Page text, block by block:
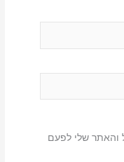
והאתר שלי לפעם